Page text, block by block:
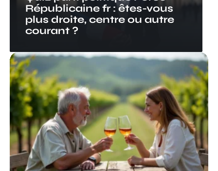
Républicaine fr : êtes-vous
plus droite, centre ou autre
courant ?